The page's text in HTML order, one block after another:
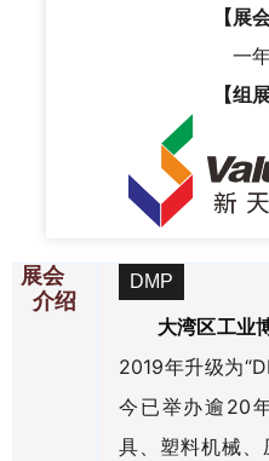
【展
一
【组
展会
介绍
DMP
大湾区工业
2019年升级为
今已举办逾20年
具、塑料机械